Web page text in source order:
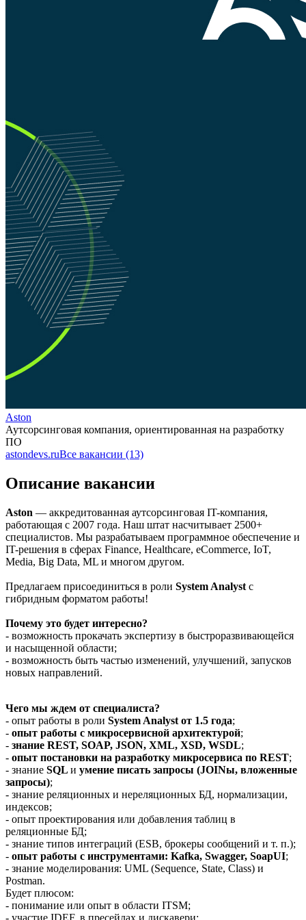
Aston
Аутсорсинговая компания, ориентированная на разработку
ПО
astondevs.ruВсе вакансии (13)
Описание вакансии
Aston — аккредитованная аутсорсинговая IT-компания,
работающая с 2007 года. Наш штат насчитывает 2500+
специалистов. Мы разрабатываем программное обеспечение и
IT-решения в сферах Finance, Healthcare, eCommerce, IoT,
Media, Big Data, ML и многом другом.
Предлагаем присоединиться в роли System Analyst с
гибридным форматом работы!
Почему это будет интересно?
- возможность прокачать экспертизу в быстроразвивающейся
и насыщенной области;
- возможность быть частью изменений, улучшений, запусков
новых направлений.
Чего мы ждем от специалиста?
- опыт работы в роли System Analyst от 1.5 года;
- опыт работы с микросервисной архитектурой;
- знание REST, SOAP, JSON, XML, XSD, WSDL;
- опыт постановки на разработку микросервиса по REST;
- знание SQL и умение писать запросы (JOINы, вложенные
запросы);
- знание реляционных и нереляционных БД, нормализации,
индексов;
- опыт проектирования или добавления таблиц в
реляционные БД;
- знание типов интеграций (ESB, брокеры сообщений и т. п.);
- опыт работы с инструментами: Kafka, Swagger, SoapUI;
- знание моделирования: UML (Sequence, State, Class) и
Postman.
Будет плюсом:
- понимание или опыт в области ITSM;
- участие IDEF, в пресейлах и дискавери;